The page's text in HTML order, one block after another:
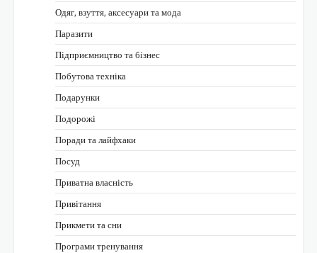
Одяг, взуття, аксесуари та мода
Паразити
Підприємництво та бізнес
Побутова техніка
Подарунки
Подорожі
Поради та лайфхаки
Посуд
Приватна власність
Привітання
Прикмети та сни
Програми тренування